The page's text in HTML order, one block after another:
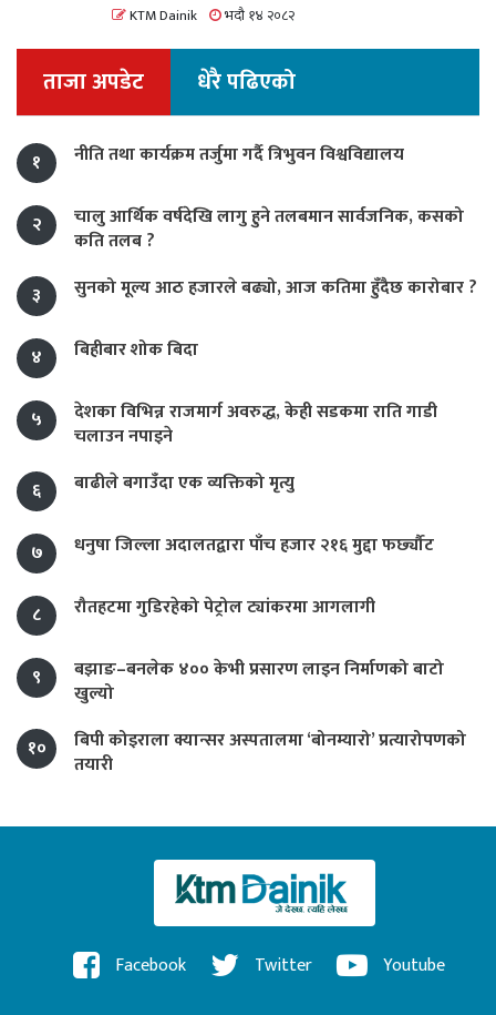
KTM Dainik भदौ १४ २०८२
ताजा अपडेट धेरै पढिएको
१ नीति तथा कार्यक्रम तर्जुमा गर्दै त्रिभुवन विश्वविद्यालय
२
चालु आर्थिक वर्षदेखि लागु हुने तलबमान सार्वजनिक, कसको
कति तलब ?
३
सुनको मूल्य आठ हजारले बढ्यो, आज कतिमा हुँदैछ कारोबार ?
४ बिहीबार शोक बिदा
५
देशका विभिन्न राजमार्ग अवरुद्ध, केही सडकमा राति गाडी
चलाउन नपाइने
६
बाढीले बगाउँदा एक व्यक्तिको मृत्यु
७ धनुषा जिल्ला अदालतद्वारा पाँच हजार २१६ मुद्दा फर्छ्यौट
८ रौतहटमा गुडिरहेको पेट्रोल ट्यांकरमा आगलागी
९
बझाङ–बनलेक ४०० केभी प्रसारण लाइन निर्माणको बाटो
खुल्यो
१०
बिपी कोइराला क्यान्सर अस्पतालमा ‘बोनम्यारो’ प्रत्यारोपणको
तयारी
Facebook Twitter Youtube